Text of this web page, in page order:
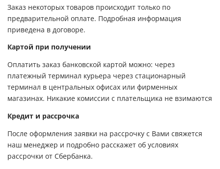
Заказ некоторых товаров происходит только по
предварительной оплате. Подробная информация
приведена в договоре.
Картой при получении
Оплатить заказ банковской картой можно: через
платежный терминал курьера через стационарный
терминал в центральных офисах или фирменных
магазинах. Никакие комиссии с плательщика не взимаются
Кредит и рассрочка
После оформления заявки на рассрочку с Вами свяжется
наш менеджер и подробно расскажет об условиях
рассрочки от Сбербанка.